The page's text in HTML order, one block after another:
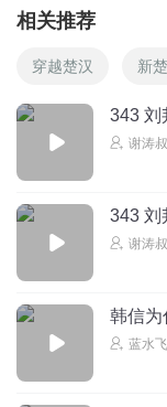
相关推荐
穿越楚汉 新
343 刘
谢涛
343 刘
谢涛
韩信为
蓝水